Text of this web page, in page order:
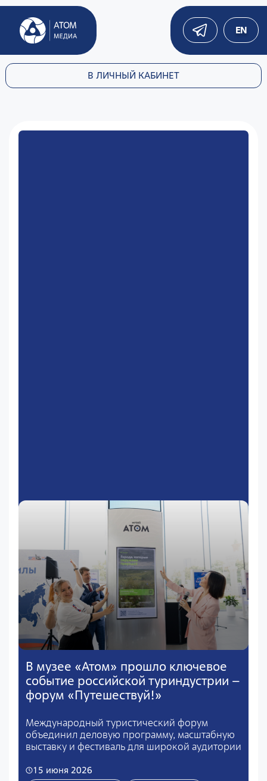
EN
В ЛИЧНЫЙ КАБИНЕТ
В музее «Атом» прошло ключевое
событие российской туриндустрии –
форум «Путешествуй!»
Международный туристический форум
объединил деловую программу, масштабную
выставку и фестиваль для широкой аудитории
15 июня 2026